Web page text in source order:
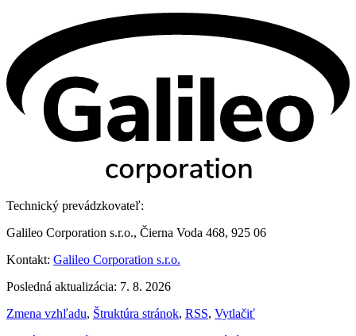
Technický prevádzkovateľ:
Galileo Corporation s.r.o., Čierna Voda 468, 925 06
Kontakt: Galileo Corporation s.r.o.
Posledná aktualizácia: 7. 8. 2026
Zmena vzhľadu, Štruktúra stránok, RSS, Vytlačiť